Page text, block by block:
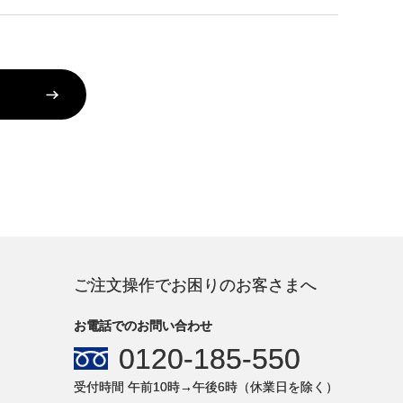
ご注文操作でお困りのお客さまへ
お電話でのお問い合わせ
0120-185-550
受付時間 午前10時→午後6時（休業日を除く）